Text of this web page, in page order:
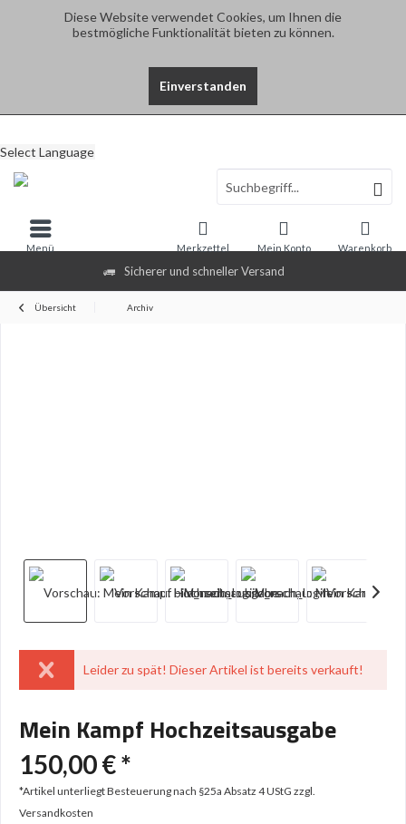
Diese Website verwendet Cookies, um Ihnen die
bestmögliche Funktionalität bieten zu können.
Einverstanden
Sicherer und schneller Versand
Select Language
Warenkorb
Merkzettel Mein Konto
Menü
Übersicht Archiv
Leider zu spät! Dieser Artikel ist bereits verkauft!
Mein Kampf Hochzeitsausgabe
150,00 € *
*Artikel unterliegt Besteuerung nach §25a Absatz 4 UStG zzgl.
Versandkosten